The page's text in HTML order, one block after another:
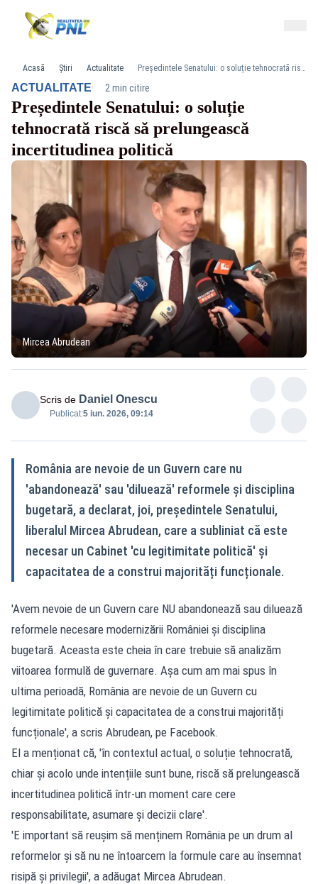
Acasă Știri Actualitate Președintele Senatului: o soluție tehnocrată riscă să prelungească incertitudinea politică
ACTUALITATE· 2 min citire
Președintele Senatului: o soluție
tehnocrată riscă să prelungească
incertitudinea politică
Mircea Abrudean
Scris de Daniel Onescu
Publicat:5 iun. 2026, 09:14
România are nevoie de un Guvern care nu
'abandonează' sau 'diluează' reformele și disciplina
bugetară, a declarat, joi, președintele Senatului,
liberalul Mircea Abrudean, care a subliniat că este
necesar un Cabinet 'cu legitimitate politică' și
capacitatea de a construi majorități funcționale.
'Avem nevoie de un Guvern care NU abandonează sau diluează
reformele necesare modernizării României și disciplina
bugetară. Aceasta este cheia în care trebuie să analizăm
viitoarea formulă de guvernare. Așa cum am mai spus în
ultima perioadă, România are nevoie de un Guvern cu
legitimitate politică și capacitatea de a construi majorități
funcționale', a scris Abrudean, pe Facebook.
El a menționat că, 'în contextul actual, o soluție tehnocrată,
chiar și acolo unde intențiile sunt bune, riscă să prelungească
incertitudinea politică într-un moment care cere
responsabilitate, asumare și decizii clare'.
'E important să reușim să menținem România pe un drum al
reformelor și să nu ne întoarcem la formule care au însemnat
risipă și privilegii', a adăugat Mircea Abrudean.